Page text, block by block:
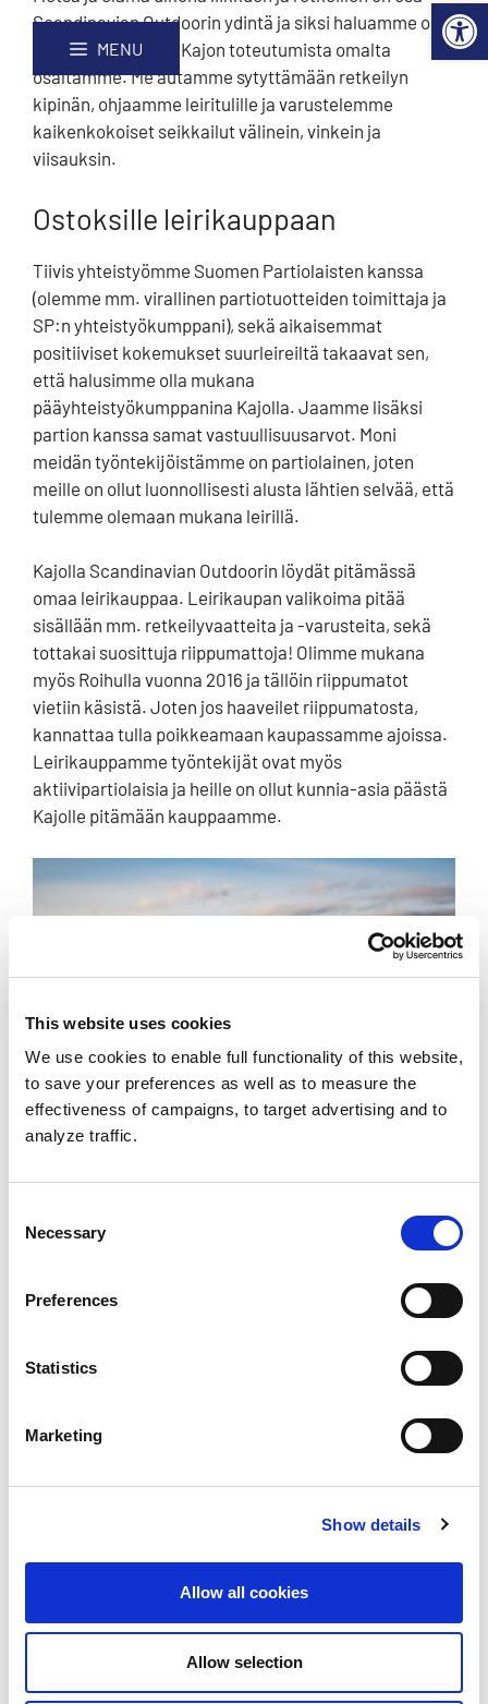
This website uses cookies
We use cookies to enable full functionality of this website,
to save your preferences as well as to measure the
effectiveness of campaigns, to target advertising and to
analyze traffic.
Selection
Necessary
Preferences
Statistics
Marketing
Show details
Allow all cookies
Allow selection
MENU
Scandinavian Outdoor mukana
Kajolla
Scandinavian Outdoorin ydintä ja siksi haluamme olla
mahdollistamassa Kajon toteutumista omalta
osaltamme. Me autamme sytyttämään retkeilyn
kipinän, ohjaamme leiritulille ja varustelemme
kaikenkokoiset seikkailut välinein, vinkein ja
viisauksin.
Ostoksille leirikauppaan
Tiivis yhteistyömme Suomen Partiolaisten kanssa
(olemme mm. virallinen partiotuotteiden toimittaja ja
SP:n yhteistyökumppani), sekä aikaisemmat
positiiviset kokemukset suurleireiltä takaavat sen,
että halusimme olla mukana
pääyhteistyökumppanina Kajolla. Jaamme lisäksi
partion kanssa samat vastuullisuusarvot. Moni
meidän työntekijöistämme on partiolainen, joten
meille on ollut luonnollisesti alusta lähtien selvää, että
tulemme olemaan mukana leirillä.
Kajolla Scandinavian Outdoorin löydät pitämässä
omaa leirikauppaa. Leirikaupan valikoima pitää
sisällään mm. retkeilyvaatteita ja -varusteita, sekä
tottakai suosittuja riippumattoja! Olimme mukana
myös Roihulla vuonna 2016 ja tällöin riippumatot
vietiin käsistä. Joten jos haaveilet riippumatosta,
kannattaa tulla poikkeamaan kaupassamme ajoissa.
Leirikauppamme työntekijät ovat myös
aktiivipartiolaisia ja heille on ollut kunnia-asia päästä
Kajolle pitämään kauppaamme.
Mukana mahdollistamassa
tutustujaleiriä
Arvojemme mukaan elämä ulkona kuuluu kaikille ja
metsä on paikka, jossa jokainen voi olla oma itsensä
odotuksia. Tästä syystä sponsoroimme myös Kajon
partioon tutustujaleiriin retkeilyvälineet niin, että
partioon tutustuvat lapset ja nuoret voivat yöpyä,
ruokailla ja osallistua aktiviteetteihin leirillä.
tähän sponsorointiin mukaan. Esimerkiksi Halti ja
mukana mahdollistamassa uusien nuorten
tutustumisen partiotoimintaan ja osaltamme
lahjoittaa vastuulliseen kohteeseen. Lisäksi
toimitamme retkeilyvälineitä muun muassa